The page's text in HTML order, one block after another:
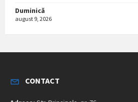
Duminică
august 9, 2026
CONTACT